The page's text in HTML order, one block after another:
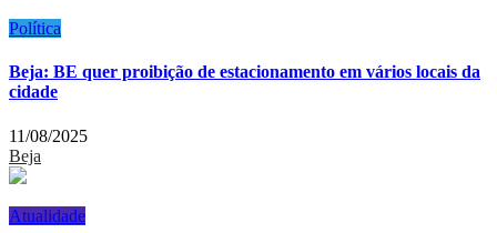
Política
Beja: BE quer proibição de estacionamento em vários locais da
cidade
11/08/2025
Beja
Atualidade